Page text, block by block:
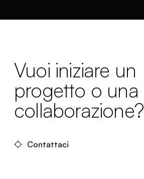
Vuoi iniziare un
progetto o una
collaborazione?
Contattaci